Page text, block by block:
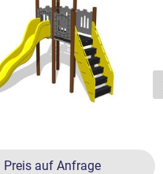
Preis auf Anfrage